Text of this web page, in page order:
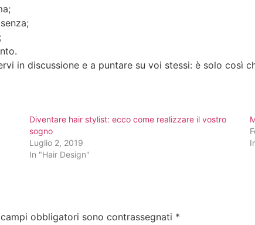
in discussione e a puntare su voi stessi: è solo così
Diventare hair stylist: ecco come realizzare il vostro
sogno
Luglio 2, 2019
In "Hair Design"
obbligatori sono contrassegnati *